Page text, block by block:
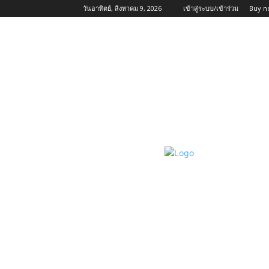
วันอาทิตย์, สิงหาคม 9, 2026 เข้าสู่ระบบ/เข้าร่วม Buy